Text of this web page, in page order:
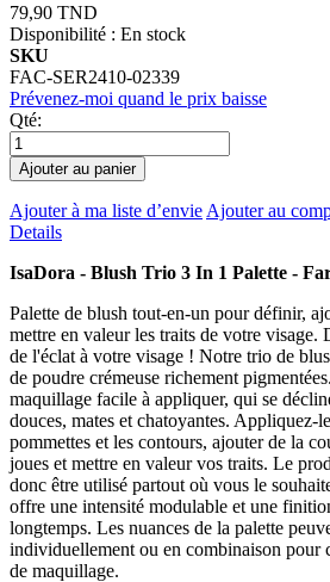
79,90 TND
Disponibilité : En stock
SKU
FAC-SER2410-02339
Prévenez-moi quand le prix baisse
Qté:
Ajouter au panier
Ajouter à ma liste d’envie Ajouter au
Details
IsaDora - ​Blush Trio 3 In 1 Palette -
Palette de blush tout-en-un pour définir,
mettre en valeur les traits de votre
de l'éclat à votre visage ! Notre trio de
de poudre crémeuse richement
maquillage facile à appliquer, qui se
douces, mates et chatoyantes. Appliquez-
pommettes et les contours, ajouter de la
joues et mettre en valeur vos traits. Le
donc être utilisé partout où vous le
offre une intensité modulable et une
longtemps. Les nuances de la palette
individuellement ou en combinaison pour
de maquillage.